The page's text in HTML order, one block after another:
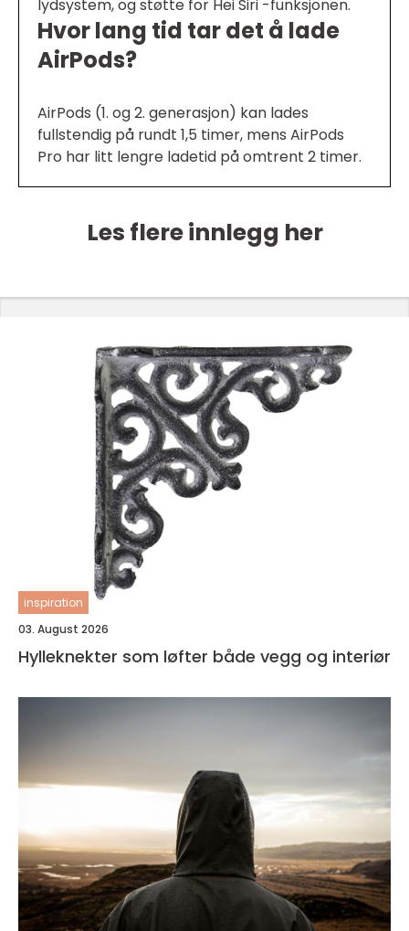
lydsystem, og støtte for Hei Siri -funksjonen.
Hvor lang tid tar det å lade
AirPods?
AirPods (1. og 2. generasjon) kan lades
fullstendig på rundt 1,5 timer, mens AirPods
Pro har litt lengre ladetid på omtrent 2 timer.
Les flere innlegg her
inspiration
03. August 2026
Hylleknekter som løfter både vegg og interiør